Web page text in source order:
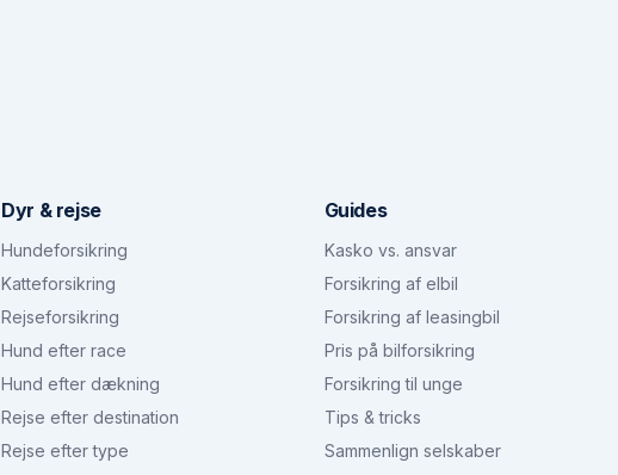
Dyr & rejse
Hundeforsikring
Katteforsikring
Rejseforsikring
Hund efter race
Hund efter dækning
Rejse efter destination
Rejse efter type
Guides
Kasko vs. ansvar
Forsikring af elbil
Forsikring af leasingbil
Pris på bilforsikring
Forsikring til unge
Tips & tricks
Sammenlign selskaber